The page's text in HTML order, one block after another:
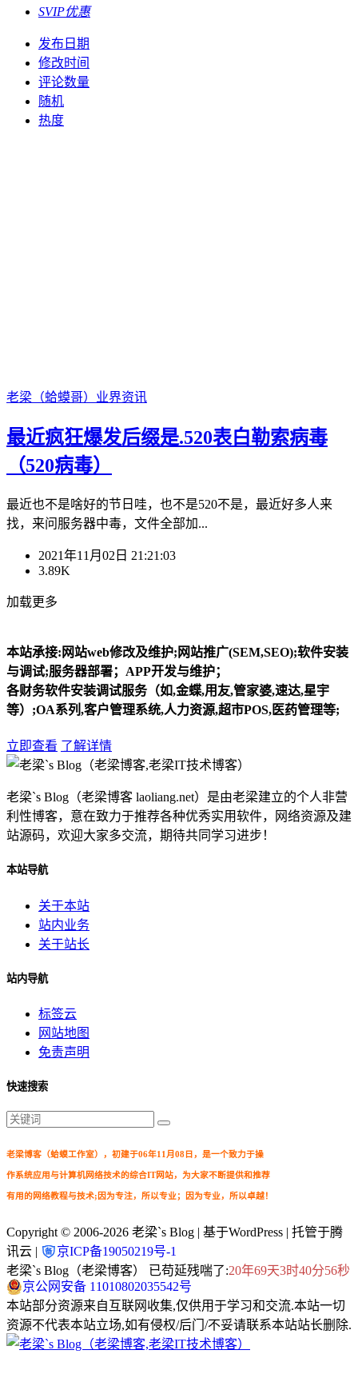
SVIP优惠
发布日期
修改时间
评论数量
随机
热度
老梁（蛤蟆哥） 业界资讯
最近疯狂爆发后缀是.520表白勒索病毒
（520病毒）
最近也不是啥好的节日哇，也不是520不是，最近好多人来
找，来问服务器中毒，文件全部加...
2021年11月02日 21:21:03
3.89K
加载更多
本站承接:网站web修改及维护;网站推广(SEM,SEO);软件安装
与调试;服务器部署；APP开发与维护；
各财务软件安装调试服务（如,金蝶,用友,管家婆,速达,星宇
等）;OA系列,客户管理系统,人力资源,超市POS,医药管理等;
立即查看 了解详情
老梁`s Blog（老梁博客 laoliang.net）是由老梁建立的个人非营
利性博客，意在致力于推荐各种优秀实用软件，网络资源及建
站源码，欢迎大家多交流，期待共同学习进步！
本站导航
关于本站
站内业务
关于站长
站内导航
标签云
网站地图
免责声明
快速搜索
老梁博客（蛤蟆工作室），初建于06年11月08日，是一个致力于操
作系统应用与计算机网络技术的综合IT网站，为大家不断提供和推荐
有用的网络教程与技术;因为专注，所以专业；因为专业，所以卓越！
Copyright © 2006-2026 老梁`s Blog | 基于WordPress | 托管于腾
讯云 |
京ICP备19050219号-1
老梁`s Blog（老梁博客） 已苟延残喘了:20年69天3时40分56秒
京公网安备 11010802035542号
本站部分资源来自互联网收集,仅供用于学习和交流.本站一切
资源不代表本站立场,如有侵权/后门/不妥请联系本站站长删除.